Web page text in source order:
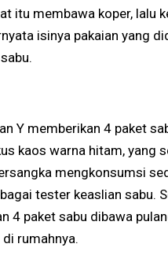
itu membawa koper, lalu
isinya pakaian yang
Y memberikan 4 paket
kaos warna hitam, yang
mengkonsumsi
tester keaslian sabu.
4 paket sabu dibawa
di rumahnya.